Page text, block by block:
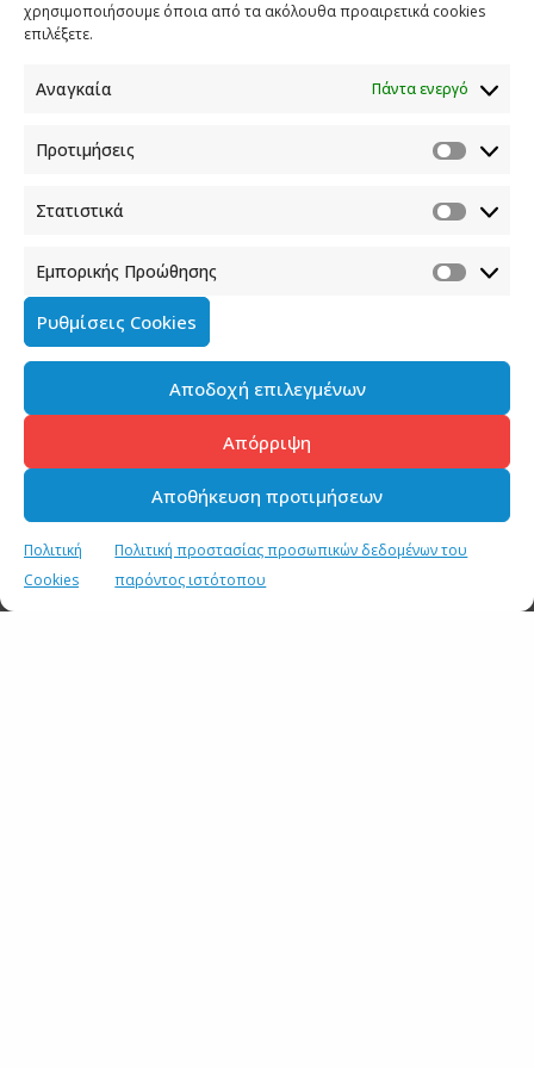
χρησιμοποιήσουμε όποια από τα ακόλουθα προαιρετικά cookies
επιλέξετε.
Αναγκαία Πάντα ενεργό
Προτιμήσεις
Στατιστικά
Εμπορικής Προώθησης
Ρυθμίσεις Cookies
Αποδοχή επιλεγμένων
Απόρριψη
Αποθήκευση προτιμήσεων
Πολιτική
Cookies
Πολιτική προστασίας προσωπικών δεδομένων του
παρόντος ιστότοπου
Η παρουσίαση θα πραγματοποιηθεί στην αίθουσα
και Επικοινωνίας (Φραγκούδη 11 και Αλεξάνδρου
SHARE